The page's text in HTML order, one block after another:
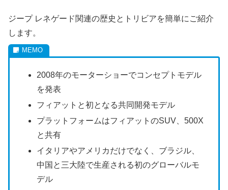
ジープ レネゲード関連の歴史とトリビアを簡単にご紹介
します。
2008年のモーターショーでコンセプトモデル
を発表
フィアットと初となる共同開発モデル
プラットフォームはフィアットのSUV、500X
と共有
イタリアやアメリカだけでなく、ブラジル、
中国と三大陸で生産される初のグローバルモ
デル